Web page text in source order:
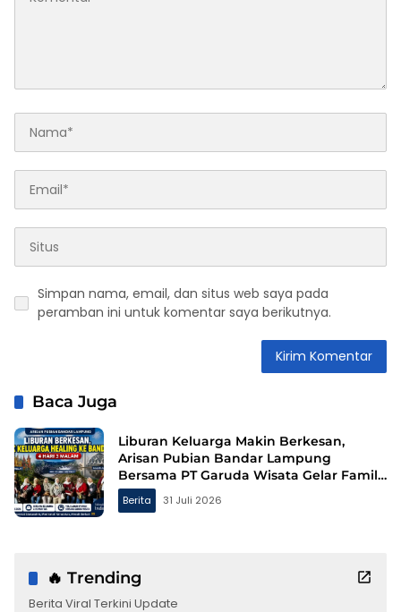
Simpan nama, email, dan situs web saya pada
peramban ini untuk komentar saya berikutnya.
Baca Juga
Liburan Keluarga Makin Berkesan,
Arisan Pubian Bandar Lampung
Bersama PT Garuda Wisata Gelar Family
Gathering ke Bandung
Berita 31 Juli 2026
🔥 Trending
Berita Viral Terkini Update